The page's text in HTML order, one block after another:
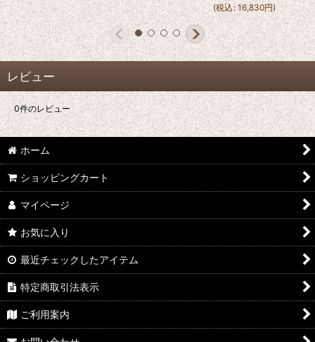
(税込: 16,830円)
レビュー
0件のレビュー
ホーム
ショッピングカート
マイページ
お気に入り
最近チェックしたアイテム
特定商取引法表示
ご利用案内